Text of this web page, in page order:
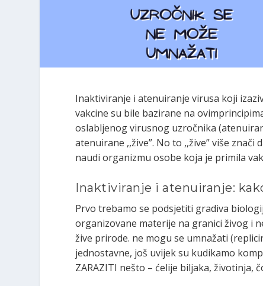
Inaktiviranje i atenuiranje virusa koji
vakcine su bile bazirane na
oslabljenog virusnog uzročnika
atenuirane ,,žive”. No to ,,žive” više
naudi organizmu osobe koja je primila
Inaktiviranje i atenuiranje:
Prvo trebamo se podsjetiti gradiva
organizovane materije na granici živog i
žive prirode. ne mogu se umnažati
jednostavne, još uvijek su kudikamo
ZARAZITI nešto – ćelije biljaka, životinja,